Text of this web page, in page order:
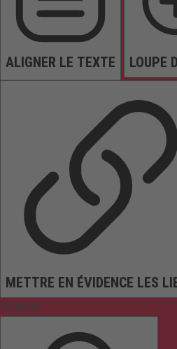
ALIGNER LE TEXTE LOUPE
METTRE EN ÉVIDENCE LES
Couleurs